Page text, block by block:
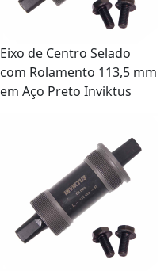
Eixo de Centro Selado
com Rolamento 113,5 mm
em Aço Preto Inviktus